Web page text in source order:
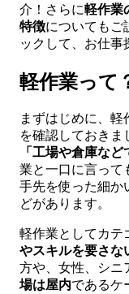
介！さらに軽作業
特徴についてもご
ックして、お仕事
軽作業って
まずはじめに、
を確認しておきま
「工場や倉庫など
業と一口に言って
手先を使った細か
どがあります。
軽作業としてカテ
やスキルを要さな
方や、女性、シニ
場は屋内であるケ